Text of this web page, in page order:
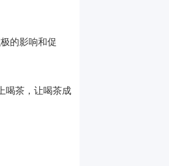
的影响和促
喝茶，让喝茶成